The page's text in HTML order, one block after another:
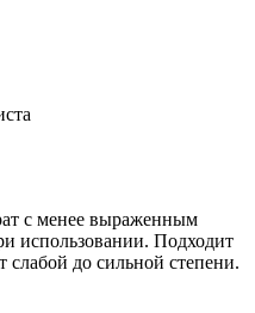
с менее выраженным
использовании. Подходит
слабой до сильной степени.